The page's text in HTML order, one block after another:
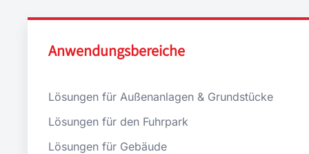
Anwendungsbereiche
Lösungen für Außenanlagen & Grundstücke
Lösungen für den Fuhrpark
Lösungen für Gebäude